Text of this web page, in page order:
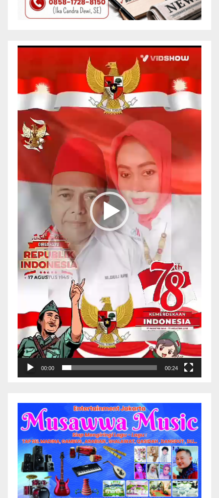
00:00 00:24